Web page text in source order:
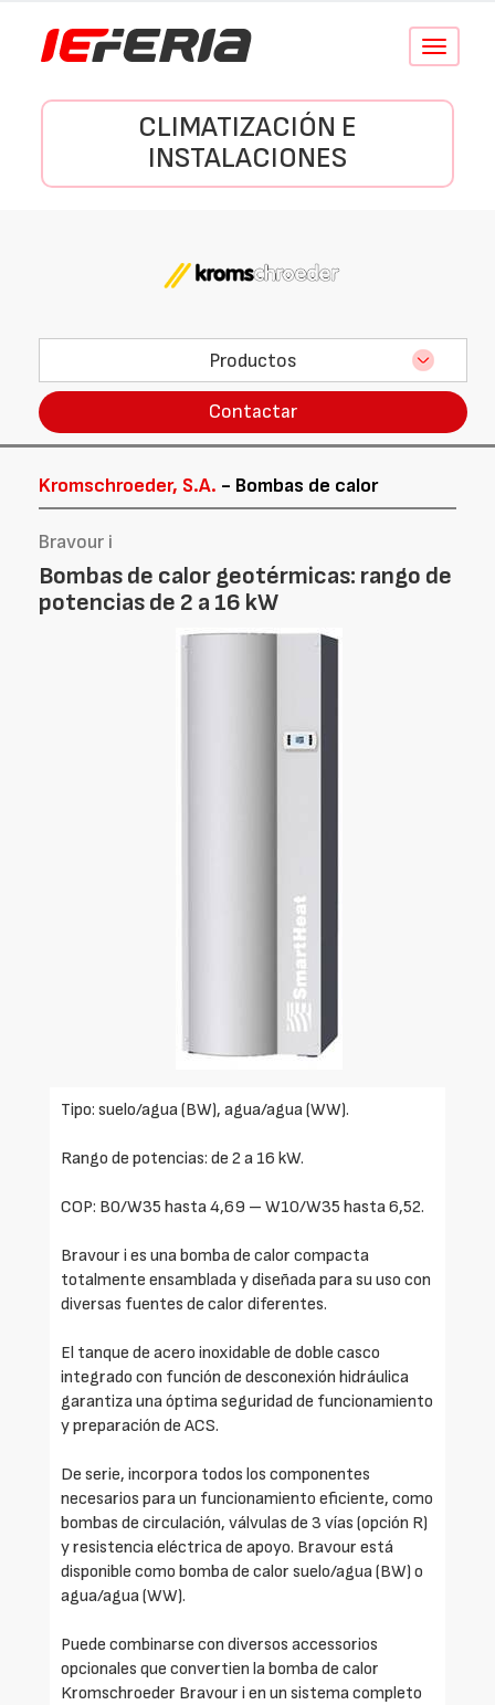
Conmutar
CLIMATIZACIÓN E
INSTALACIONES
Productos
Contactar
Kromschroeder, S.A. - Bombas de calor
Bravour i
Bombas de calor geotérmicas: rango de
potencias de 2 a 16 kW
Tipo: suelo/agua (BW), agua/agua (WW).
Rango de potencias: de 2 a 16 kW.
COP: B0/W35 hasta 4,69 – W10/W35 hasta 6,52.
Bravour i es una bomba de calor compacta
totalmente ensamblada y diseñada para su uso con
diversas fuentes de calor diferentes.
El tanque de acero inoxidable de doble casco
integrado con función de desconexión hidráulica
garantiza una óptima seguridad de funcionamiento
y preparación de ACS.
De serie, incorpora todos los componentes
necesarios para un funcionamiento eficiente, como
bombas de circulación, válvulas de 3 vías (opción R)
y resistencia eléctrica de apoyo. Bravour está
disponible como bomba de calor suelo/agua (BW) o
agua/agua (WW).
Puede combinarse con diversos accessorios
opcionales que convertien la bomba de calor
Kromschroeder Bravour i en un sistema completo